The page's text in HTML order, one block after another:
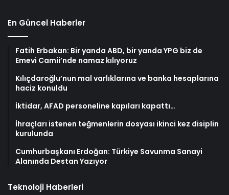
En Güncel Haberler
Fatih Erbakan: Bir yanda ABD, bir yanda YPG biz de
Emevi Camii’nde namaz kılıyoruz
Kılıçdaroğlu’nun mal varlıklarına ve banka hesaplarına
haciz konuldu
İktidar, AFAD personeline kapıları kapattı…
İhraçları istenen teğmenlerin dosyası ikinci kez disiplin
kurulunda
Cumhurbaşkanı Erdoğan: Türkiye Savunma Sanayi
Alanında Destan Yazıyor
Teknoloji Haberleri